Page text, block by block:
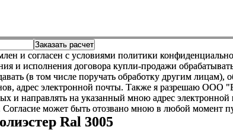
и согласен с условиями политики
договора купли-продажи обрабатывать -
(в том числе поручать обработку другим
адрес электронной почты. Также я разрешаю
и направлять на указанный мною адрес
может быть отозвано мною в любой момент
Ral 3005